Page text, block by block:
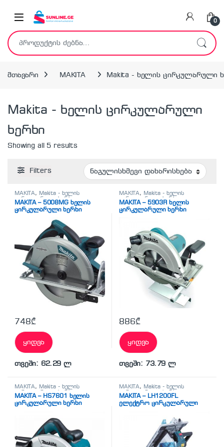
0
ძებნა:
მთავარი MAKITA Makita - ხელის ცირკულარული
Makita - ხელის ცირკულარული
ხერხი
Showing all 5 results
Filters
MAKITA, Makita - ხელის
ცირკულარული ხერხი
სხვადასხვა
MAKITA – 5008MG ხელის
ცირკულარული ხერხი
748₾
ყიდვა
თვეში: 62.29 ლ
MAKITA, Makita - ხელის
ცირკულარული ხერხი
სხვადასხვა
MAKITA – 5903R ხელის
ცირკულარული ხერხი
886₾
ყიდვა
თვეში: 73.79 ლ
MAKITA, Makita - ხელის
ცირკულარული ხერხი
სხვადასხვა
MAKITA – HS7601 ხელის
ცირკულარული ხერხი
MAKITA, Makita - ხელის
ცირკულარული ხერხი
სხვადასხვა
MAKITA – LH1200FL
ელექტრო ცირკულარული